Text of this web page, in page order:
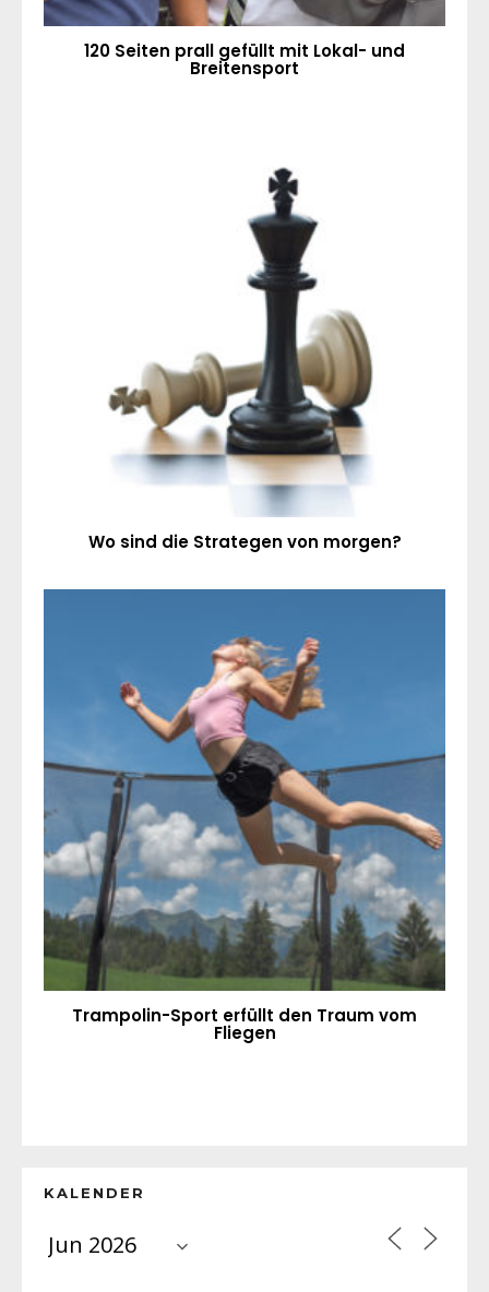
120 Seiten prall gefüllt mit Lokal- und
Breitensport
Wo sind die Strategen von morgen?
Trampolin-Sport erfüllt den Traum vom
Fliegen
KALENDER